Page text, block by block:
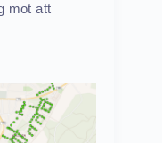
mot att